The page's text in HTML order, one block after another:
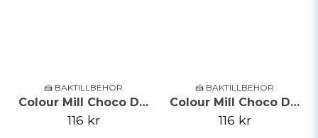
🍰 BAKTILLBEHÖR
Colour Mill Choco Drip - Choklad - 125g
116 kr
🍰 BAKTILLBEHÖR
Colour Mill Choco Drip - Cobalt - 125g
116 kr